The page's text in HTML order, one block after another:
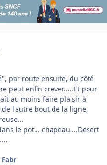
par route ensuite, du côté
peut enfin crever.....Et pour
au moins faire plaisir à
l'autre bout de la ligne,
le pot... chapeau....Desert
Fabr